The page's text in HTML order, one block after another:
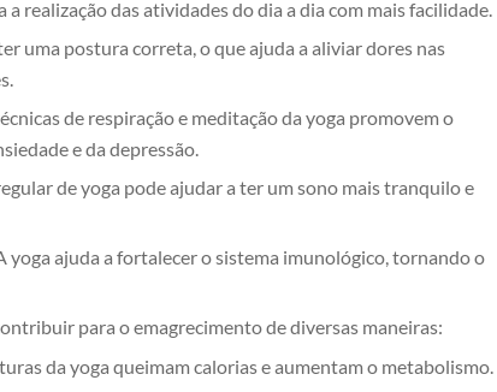
realização das atividades do dia a dia com mais facilidade.
uma postura correta, o que ajuda a aliviar dores nas
de respiração e meditação da yoga promovem o
e da depressão.
de yoga pode ajudar a ter um sono mais tranquilo e
yoga ajuda a fortalecer o sistema imunológico, tornando o
para o emagrecimento de diversas maneiras:
da yoga queimam calorias e aumentam o metabolismo.